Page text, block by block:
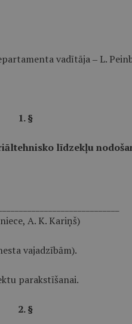
vadītāja ‒ L.
1. §
līdzekļu
A. K. Kariņš)
vajadzībām).
parakstīšanai.
2. §